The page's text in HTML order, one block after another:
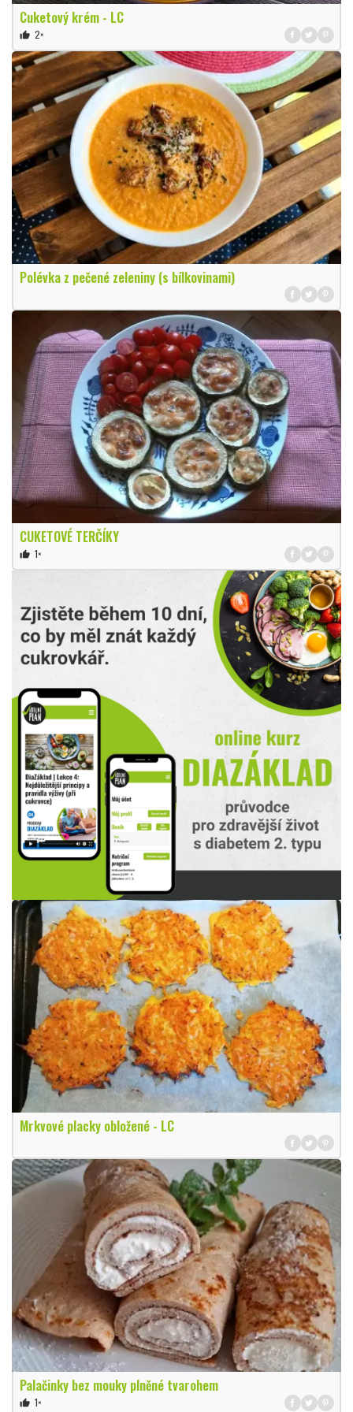
Cuketový krém - LC
thumb_up 2×
Polévka z pečené zeleniny (s bílkovinami)
CUKETOVÉ TERČÍKY
thumb_up 1×
Mrkvové placky obložené - LC
Palačinky bez mouky plněné tvarohem
thumb_up 1×